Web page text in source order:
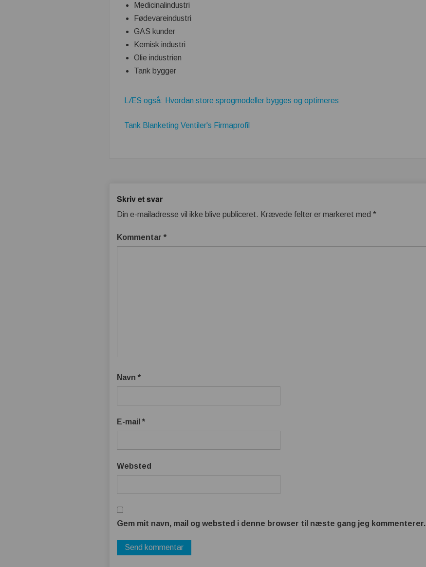
Medicinalindustri
Fødevareindustri
GAS kunder
Kemisk industri
Olie industrien
Tank bygger
LÆS også: Hvordan store sprogmodeller bygges og optimeres
Tank Blanketing Ventiler's Firmaprofil
Skriv et svar
Din e-mailadresse vil ikke blive publiceret. Krævede felter er markeret med*
Kommentar*
Navn*
E-mail*
Websted
Gem mit navn, mail og websted i denne browser til næste gang jeg kommenterer.